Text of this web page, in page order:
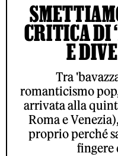
CRITICA DI
E
Tra
romanticismo
arrivata alla
Roma e
proprio perché
fingere